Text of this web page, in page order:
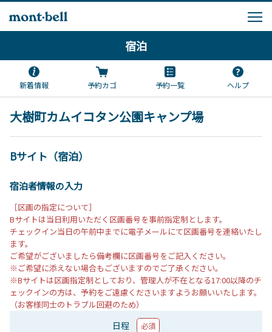
宿泊
新着情報 予約カゴ 予約一覧 ヘルプ
大樹町カムイコタン公園キャンプ場
Bサイト（宿泊）
宿泊者情報の入力
［区画の指定について］
Bサイトは当日利用いただく区画番号を事前指定制とします。
チェックイン当日の午前中までに電子メールにて区画番号を連絡いたし
ます。
ご希望がございましたら備考欄に区画番号をご記入ください。
※ご希望に添えない場合もございますのでご了承ください。
※Bサイトは区画指定制としており、管理人が不在となる17:00以降のチ
ェックインの方は、予約をご遠慮くださいますようお願いいたします。
（お客様同士のトラブル回避のため）
日程 必須